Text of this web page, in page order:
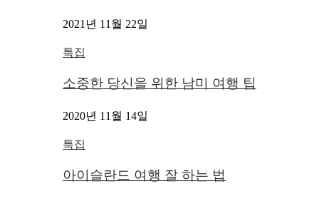
2021년 11월 22일
특집
소중한 당신을 위한 남미 여행 팁
2020년 11월 14일
특집
아이슬란드 여행 잘 하는 법